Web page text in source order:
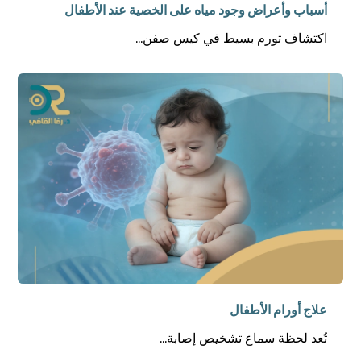
أسباب وأعراض وجود مياه على الخصية عند الأطفال
اكتشاف تورم بسيط في كيس صفن...
علاج أورام الأطفال
تُعد لحظة سماع تشخيص إصابة...